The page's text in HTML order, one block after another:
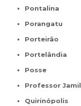
Pontalina
Porangatu
Porteirão
Portelândia
Posse
Professor Jamil
Quirinópolis